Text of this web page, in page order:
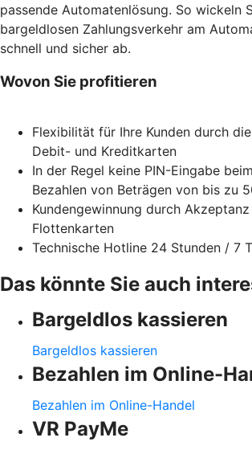
passende Automatenlösung. So wickeln
bargeldlosen Zahlungsverkehr am
schnell und sicher ab.
Wovon Sie profitieren
Flexibilität für Ihre Kunden durch
Debit- und Kreditkarten
In der Regel keine PIN-Eingabe
Bezahlen von Beträgen von bis zu
Kundengewinnung durch
Flottenkarten
Technische Hotline 24 Stunden / 7
Das könnte Sie auch
Bargeldlos kassieren
Bargeldlos kassieren
Bezahlen im Online-
Bezahlen im Online-Handel
VR PayMe